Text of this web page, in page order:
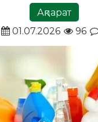
Ақпарат
01.07.2026
96